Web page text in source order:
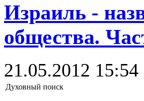
Израиль -
общества.
21.05.2012
Духовный поиск